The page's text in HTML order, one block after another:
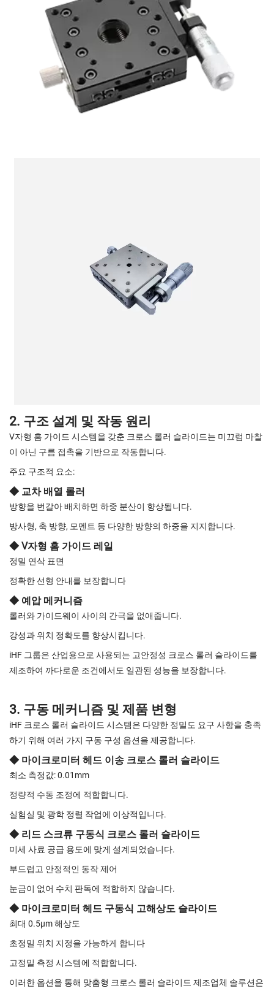
2. 구조 설계 및 작동 원리
V자형 홈 가이드 시스템을 갖춘 크로스 롤러 슬라이드는 미끄럼 마찰
이 아닌 구름 접촉을 기반으로 작동합니다.
주요 구조적 요소:
◆ 교차 배열 롤러
방향을 번갈아 배치하면 하중 분산이 향상됩니다.
방사형, 축 방향, 모멘트 등 다양한 방향의 하중을 지지합니다.
◆ V자형 홈 가이드 레일
정밀 연삭 표면
정확한 선형 안내를 보장합니다
◆ 예압 메커니즘
롤러와 가이드웨이 사이의 간극을 없애줍니다.
강성과 위치 정확도를 향상시킵니다.
iHF 그룹은 산업용으로 사용되는 고안정성 크로스 롤러 슬라이드를
제조하여 까다로운 조건에서도 일관된 성능을 보장합니다.
3. 구동 메커니즘 및 제품 변형
iHF 크로스 롤러 슬라이드 시스템은 다양한 정밀도 요구 사항을 충족
하기 위해 여러 가지 구동 구성 옵션을 제공합니다.
◆ 마이크로미터 헤드 이송 크로스 롤러 슬라이드
최소 측정값: 0.01mm
정량적 수동 조정에 적합합니다.
실험실 및 광학 정렬 작업에 이상적입니다.
◆ 리드 스크류 구동식 크로스 롤러 슬라이드
미세 사료 공급 용도에 맞게 설계되었습니다.
부드럽고 안정적인 동작 제어
눈금이 없어 수치 판독에 적합하지 않습니다.
◆ 마이크로미터 헤드 구동식 고해상도 슬라이드
최대 0.5μm 해상도
초정밀 위치 지정을 가능하게 합니다
고정밀 측정 시스템에 적합합니다.
이러한 옵션을 통해 맞춤형 크로스 롤러 슬라이드 제조업체 솔루션은